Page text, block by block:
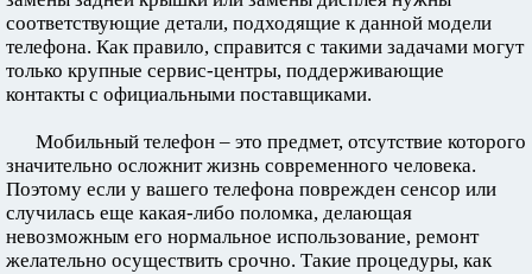
соответствующие детали, подходящие к данной модели
телефона. Как правило, справится с такими задачами могут
только крупные сервис-центры, поддерживающие
контакты с официальными поставщиками.
Мобильный телефон – это предмет, отсутствие которого
значительно осложнит жизнь современного человека.
Поэтому если у вашего телефона поврежден сенсор или
случилась еще какая-либо поломка, делающая
невозможным его нормальное использование, ремонт
желательно осуществить срочно. Такие процедуры, как